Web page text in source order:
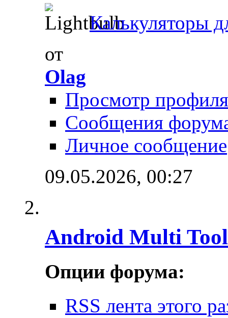
Калькуляторы
от
Olag
Просмотр профиля
Сообщения
Личное сообщение
09.05.2026, 00:27
Android Multi Tool
Опции форума:
RSS лента этого